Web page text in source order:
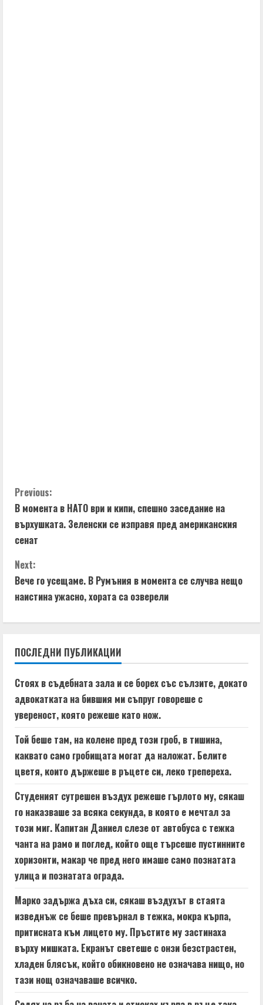
C
o
n
t
i
n
u
e
R
e
a
d
i
n
g
Previous:
В момента в НАТО ври и кипи, спешно заседание на
върхушката. Зеленски се изправя пред американския
сенат
Next:
Вече го усещаме. В Румъния в момента се случва нещо
наистина ужасно, хората са озверели
ПОСЛЕДНИ ПУБЛИКАЦИИ
Стоях в съдебната зала и се борех със сълзите, докато
адвокатката на бившия ми съпруг говореше с
увереност, която режеше като нож.
Той беше там, на колене пред този гроб, в тишина,
каквато само гробищата могат да наложат. Белите
цветя, които държеше в ръцете си, леко трепереха.
Студеният сутрешен въздух режеше гърлото му, сякаш
го наказваше за всяка секунда, в която е мечтал за
този миг. Капитан Даниел слезе от автобуса с тежка
чанта на рамо и поглед, който още търсеше пустинните
хоризонти, макар че пред него имаше само познатата
улица и познатата ограда.
Марко задържа дъха си, сякаш въздухът в стаята
изведнъж се беше превърнал в тежка, мокра кърпа,
притисната към лицето му. Пръстите му застинаха
върху мишката. Екранът светеше с онзи безстрастен,
хладен блясък, който обикновено не означава нищо, но
тази нощ означаваше всичко.